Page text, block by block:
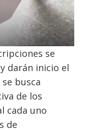
se
darán inicio el
busca
de los
cada uno
de